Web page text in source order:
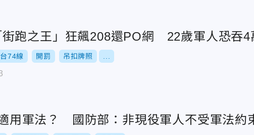
街跑之王」狂飆208還PO網 22歲軍人恐吞4
台74線 開罰 吊扣牌照
用軍法？ 國防部：非現役軍人不受軍法約